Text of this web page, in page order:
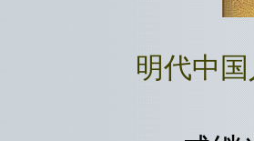
明代中